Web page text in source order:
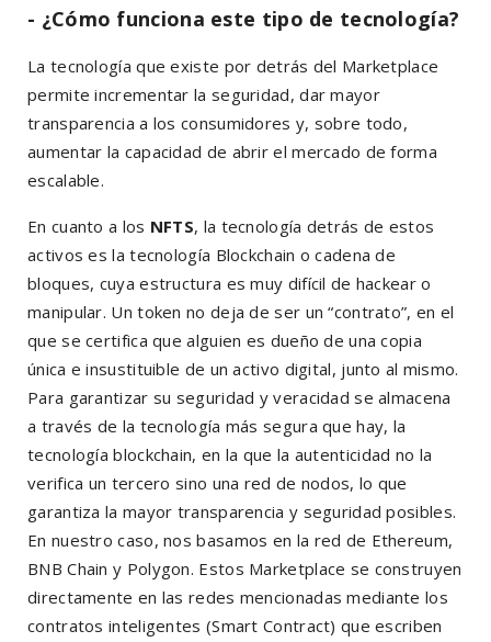
- ¿Cómo funciona este tipo de tecnología?
La tecnología que existe por detrás del Marketplace
permite incrementar la seguridad, dar mayor
transparencia a los consumidores y, sobre todo,
aumentar la capacidad de abrir el mercado de forma
escalable.
En cuanto a los NFTS, la tecnología detrás de estos
activos es la tecnología Blockchain o cadena de
bloques, cuya estructura es muy difícil de hackear o
manipular. Un token no deja de ser un “contrato”, en el
que se certifica que alguien es dueño de una copia
única e insustituible de un activo digital, junto al mismo.
Para garantizar su seguridad y veracidad se almacena
a través de la tecnología más segura que hay, la
tecnología blockchain, en la que la autenticidad no la
verifica un tercero sino una red de nodos, lo que
garantiza la mayor transparencia y seguridad posibles.
En nuestro caso, nos basamos en la red de Ethereum,
BNB Chain y Polygon. Estos Marketplace se construyen
directamente en las redes mencionadas mediante los
contratos inteligentes (Smart Contract) que escriben